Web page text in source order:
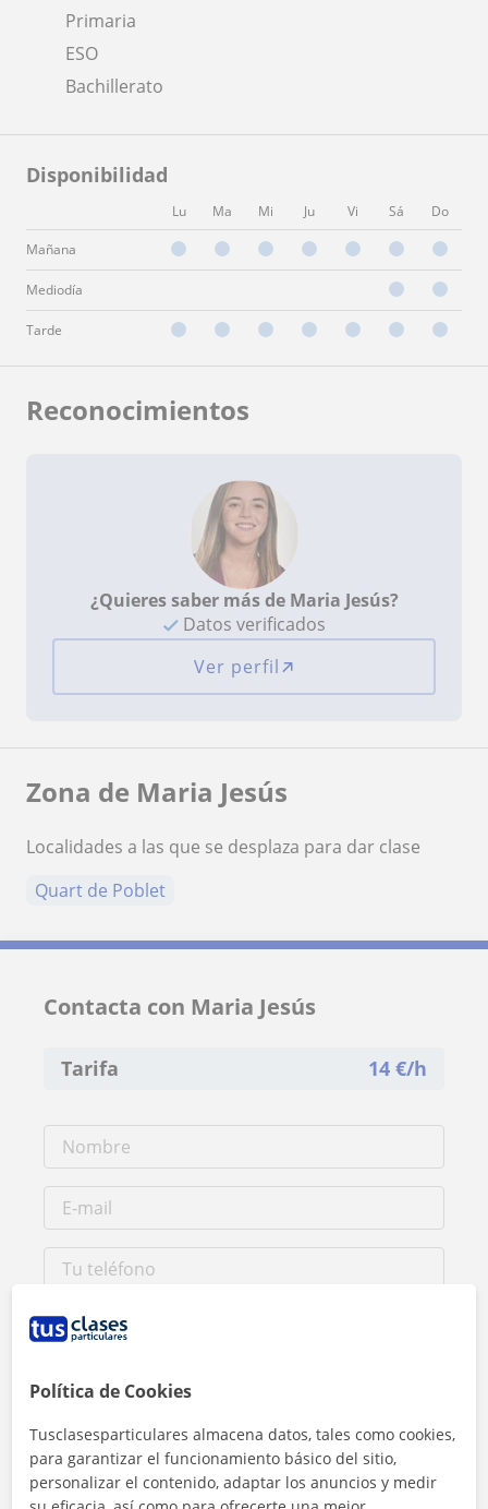
Primaria
ESO
Bachillerato
Disponibilidad
Lu Ma Mi Ju Vi Sá Do
Mañana
Mediodía
Tarde
Reconocimientos
¿Quieres saber más de Maria Jesús?
Datos verificados
Ver perfil
Zona de Maria Jesús
Localidades a las que se desplaza para dar clase
Quart de Poblet
Contacta con Maria Jesús
Tarifa 14 €/h
Al hacer clic, aceptas nuestro aviso legal y de privacidad
Política de Cookies
Tusclasesparticulares almacena datos, tales como cookies,
para garantizar el funcionamiento básico del sitio,
personalizar el contenido, adaptar los anuncios y medir